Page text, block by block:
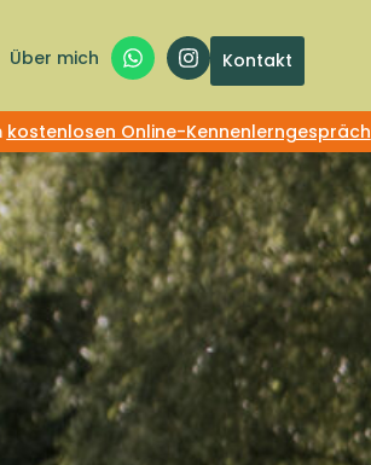
Über mich Kontakt
kostenlosen Online-Kennenlerngespräch